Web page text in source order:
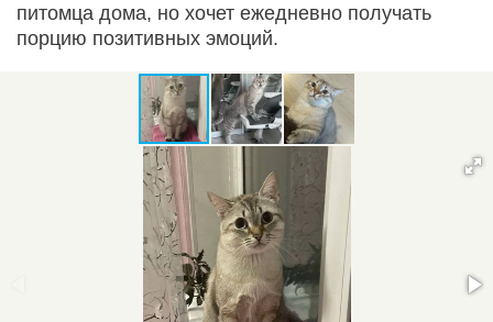
питомца дома, но хочет ежедневно получать
порцию позитивных эмоций.